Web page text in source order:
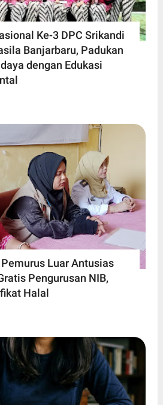
Ke-3 DPC Srikandi
Banjarbaru, Padukan
dengan Edukasi
Luar Antusias
Pengurusan NIB,
Halal